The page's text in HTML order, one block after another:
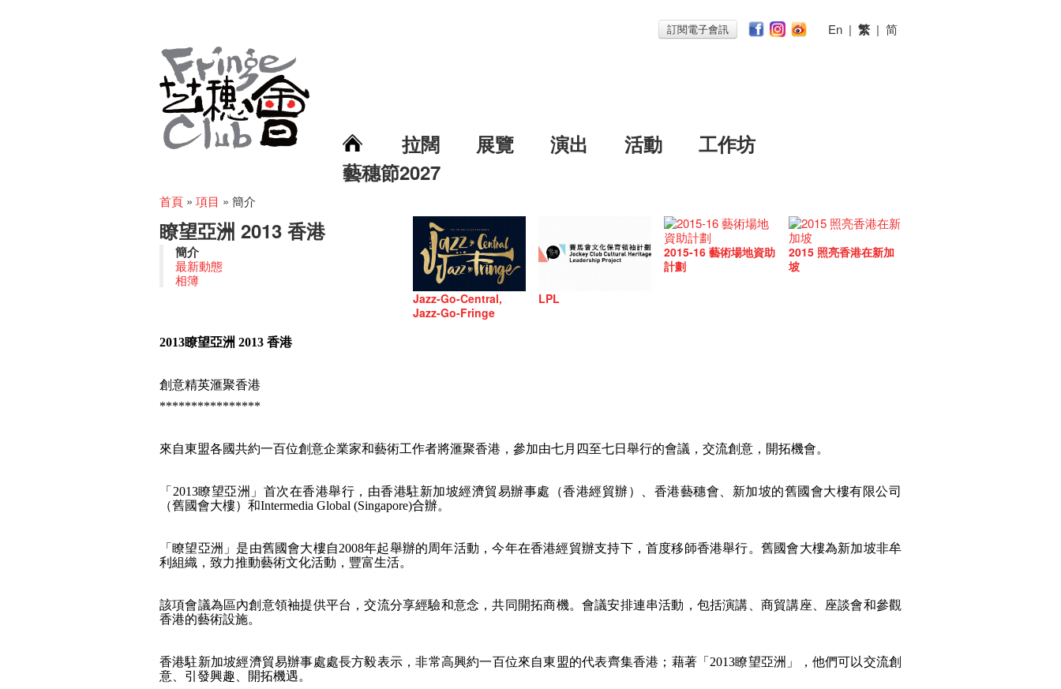
訂閱電子會訊 En | 繁 | 简
拉闊 展覽 演出 活動
工作坊
藝穗節2027
首頁 » 項目 » 簡介
Jazz-Go-Central,
Jazz-Go-Fringe
LPL
2015-16 藝術場地資助
計劃
2015 照亮香港在新加
坡
瞭望亞洲 2013 香港
簡介
最新動態
相簿
2013瞭望亞洲 2013 香港
創意精英滙聚香港
****************
來自東盟各國共約一百位創意企業家和藝術工作者將滙聚香港，參加由七月四至七日舉行的會議，交流創意，開拓機會。
「2013瞭望亞洲」首次在香港舉行，由香港駐新加坡經濟貿易辦事處（香港經貿辦）、香港藝穗會、新加坡的舊國會大樓有限公司
（舊國會大樓）和Intermedia Global (Singapore)合辦。
「瞭望亞洲」是由舊國會大樓自2008年起舉辦的周年活動，今年在香港經貿辦支持下，首度移師香港舉行。舊國會大樓為新加坡非牟
利組織，致力推動藝術文化活動，豐富生活。
該項會議為區內創意領袖提供平台，交流分享經驗和意念，共同開拓商機。會議安排連串活動，包括演講、商貿講座、座談會和參觀
香港的藝術設施。
香港駐新加坡經濟貿易辦事處處長方毅表示，非常高興約一百位來自東盟的代表齊集香港；藉著「2013瞭望亞洲」，他們可以交流創
意、引發興趣、開拓機遇。